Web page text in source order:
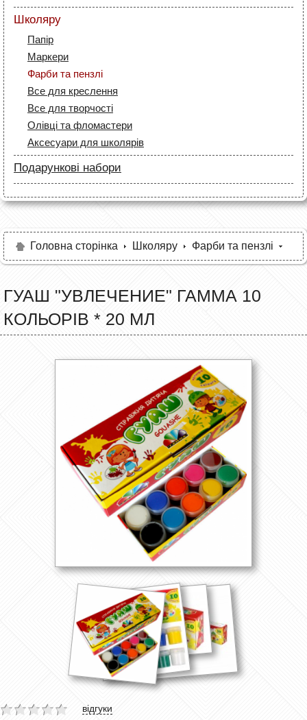
Лайнери (рапідографи)
Аксесуари для дизайнерів
Олівці
Полотна та папір
Пензлі й мастихіни
Мольберти і етюдники
Рапідографи і лайнери
Аксесуари для художників
Папір
Лайнери
Маркери
Олівці
Все для креслення
Аксесуари для студентів
Школяру
Папір
Маркери
Фарби та пензлі
Все для креслення
Все для творчості
Олівці та фломастери
Аксесуари для школярів
Подарункові набори
Олівці
Фарби та пензлі
Різне
Головна сторінка Школяру Фарби та пензлі
ГУАШ "УВЛЕЧЕНИЕ" ГАММА 10
КОЛЬОРІВ * 20 МЛ
відгуки